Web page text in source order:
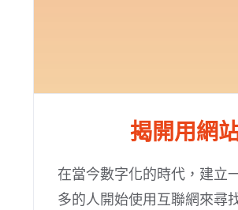
揭開用網
在當今數字化的時代，建立
多的人開始使用互聯網來尋